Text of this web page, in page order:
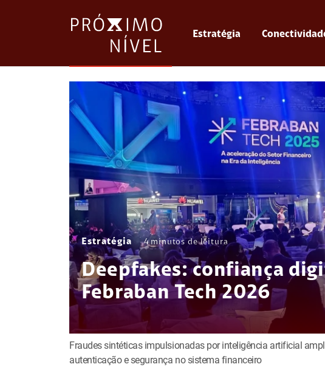
Estratégia
Estratégia 4 minutos de leitura
Deepfakes: confiança
Febraban Tech 2026
Fraudes sintéticas impulsionadas por inteligência artificial
autenticação e segurança no sistema financeiro